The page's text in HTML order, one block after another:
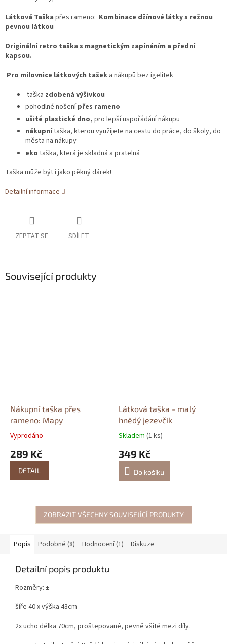
Látková Taška přes rameno: Kombinace džínové látky s režnou
pevnou látkou
Originální retro taška s magnetickým zapínáním a přední
kapsou.
Pro milovnice látkových tašek a nákupů bez igelitek
taška zdobená výšivkou
pohodlné nošení přes rameno
ušité plastické dno, pro lepší uspořádání nákupu
nákupnítaška, kterou využijete na cestu do práce, do školy, do
města na nákupy
eko taška, která je skladná a pratelná
Taška může být i jako pěkný dárek!
Detailní informace
ZEPTAT SE SDÍLET
Související produkty
Nákupní taška přes
rameno: Mapy
Vyprodáno
289 Kč
DETAIL
Látková taška - malý
hnědý jezevčík
Skladem (1 ks)
349 Kč
Do košíku
ZOBRAZIT VŠECHNY SOUVISEJÍCÍ PRODUKTY
Popis Podobné (8) Hodnocení (1) Diskuze
Detailní popis produktu
Rozměry: ±
šíře 40 x výška 43cm
2x ucho délka 70cm, proštepované, pevně všité mezi díly.